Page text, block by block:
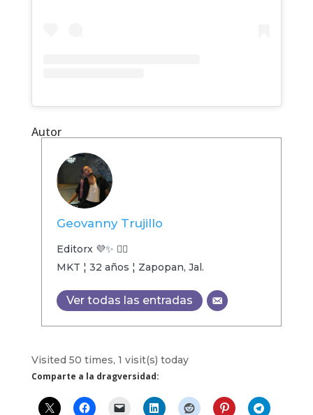
Autor
Geovanny Trujillo
Editorx 💜✨ 🏳️‍🌈
MKT ¦ 32 años ¦ Zapopan, Jal.
Ver todas las entradas
Visited 50 times, 1 visit(s) today
Comparte a la dragversidad: